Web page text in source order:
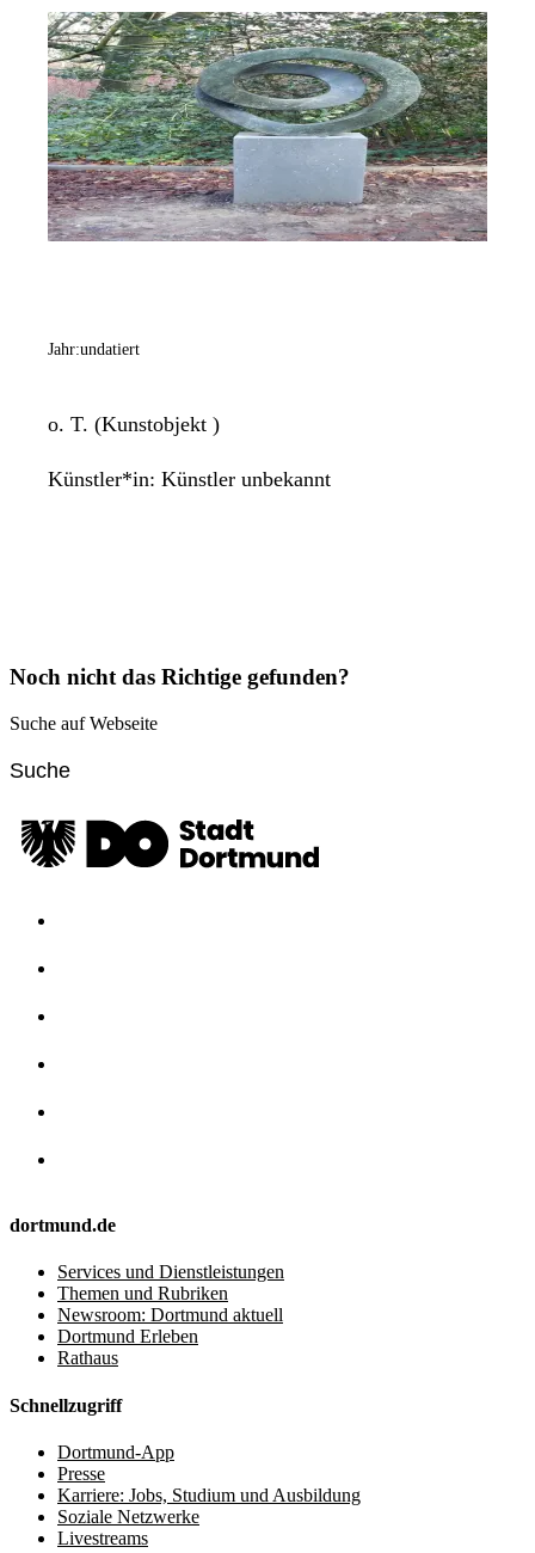
Jahr:undatiert
o. T. (Kunstobjekt )
Künstler*in: Künstler unbekannt
Noch nicht das Richtige gefunden?
Suche auf Webseite
dortmund.de
Services und Dienstleistungen
Themen und Rubriken
Newsroom: Dortmund aktuell
Dortmund Erleben
Rathaus
Schnellzugriff
Dortmund-App
Presse
Karriere: Jobs, Studium und Ausbildung
Soziale Netzwerke
Livestreams